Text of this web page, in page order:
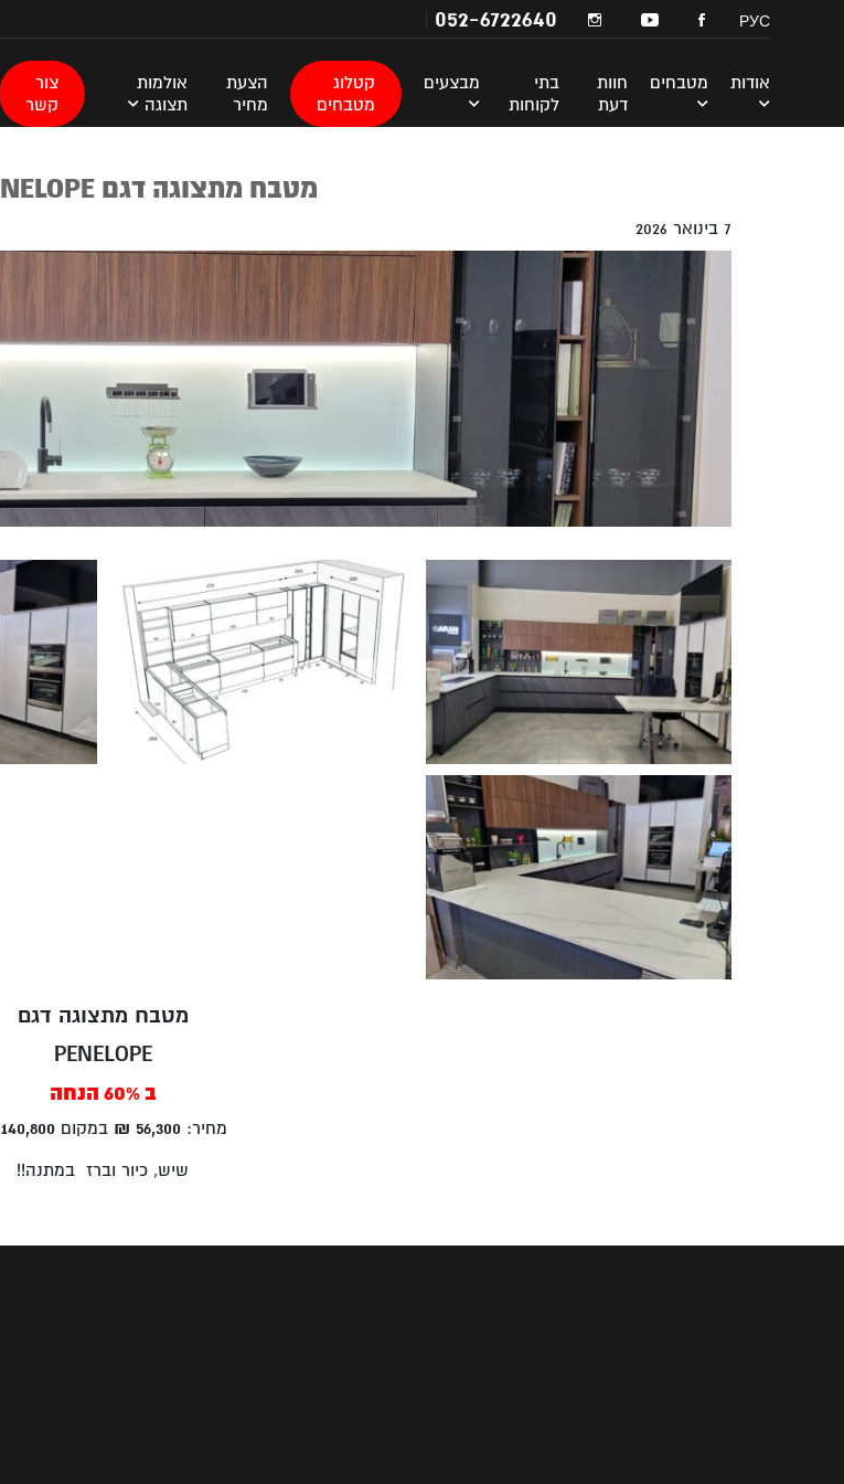
РУС
052-6722640
אודות מטבחים
חוות
דעת
בתי
לקוחות
מבצעים
קטלוג
מטבחים
הצעת
מחיר
אולמות
תצוגה
צור
קשר
מטבח מתצוגה דגם PENELOPE בחיפה
7 בינואר 2026
מטבח מתצוגה דגם
PENELOPE
ב 60% הנחה
מחיר:56,300
₪ במקום140,800
שיש, כיור וברז במתנה!!